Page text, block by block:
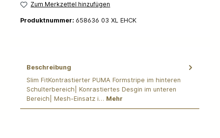
Zum Merkzettel hinzufügen
Produktnummer: 658636 03 XL EHCK
Beschreibung
Slim FitKontrastierter PUMA Formstripe im hinteren
Schulterbereich| Konrastiertes Desgin im unteren
Bereich| Mesh-Einsatz i… Mehr